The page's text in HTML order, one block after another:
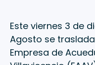
Este viernes 3 de
Agosto se
Empresa de